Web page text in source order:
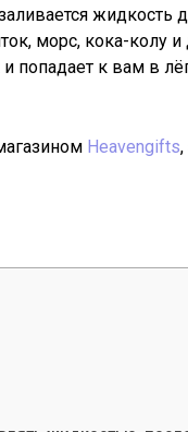
жидкость
морс, кока-колу
попадает к вам в
Heavengifts